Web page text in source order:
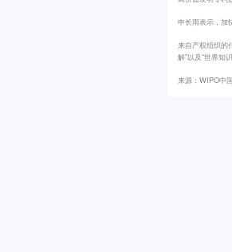
申长雨表示，加
来自产权组织的
解”以及“世界知
来源：WIPO中国